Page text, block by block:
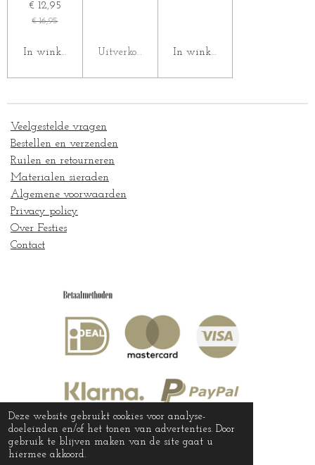
Deze website gebruikt cookies voor analyse-
doeleinden en/of het tonen van advertenties. Door
gebruik te blijven maken van de site gaat u
hiermee akkoord.
€ 12,95
€ 16,95
In winkelwagenUitverkocht In winkelwagen
Veelgestelde vragen
Bestellen en verzenden
Ruilen en retourneren
Materialen sieraden
Algemene voorwaarden
Privacy policy
Over Festies
Contact